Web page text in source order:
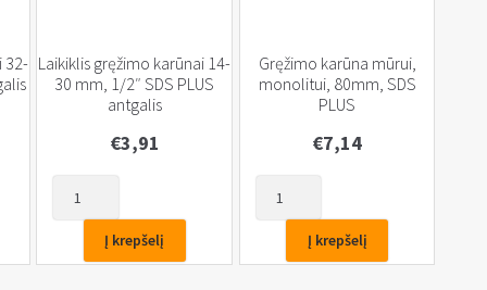
32- Laikiklis gręžimo karūnai 14-
30 mm, 1/2″ SDS PLUS
antgalis
€3,91
gręžimo
Į krepšelį
Gręžimo karūna mūrui,
monolitui, 80mm, SDS
PLUS
€7,14
karūna
Į krepšelį